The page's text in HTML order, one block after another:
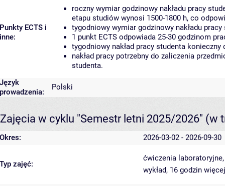
Punkty ECTS i
inne:
roczny wymiar godzinowy nakładu pracy
etapu studiów wynosi 1500-1800 h, co
tygodniowy wymiar godzinowy nakładu
1 punkt ECTS odpowiada 25-30 godzinom
tygodniowy nakład pracy studenta
nakład pracy potrzebny do zaliczenia
studenta.
Język
prowadzenia:
Polski
Zajęcia w cyklu "Semestr letni 2025/2026" (w
Okres: 2026-03-02 - 2026-09-30
Typ zajęć:
ćwiczenia
wykład, 16 godzin